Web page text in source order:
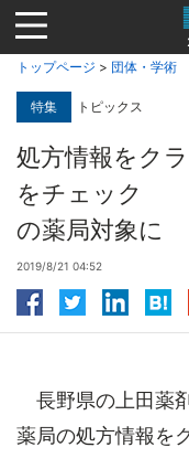
Jump
to
navigation
トップページ > 団体・学術
特集 トピックス
処方情報をク
をチェック
の薬局対象に
2019/8/21 04:52
長野県の上田薬
薬局の処方情報を